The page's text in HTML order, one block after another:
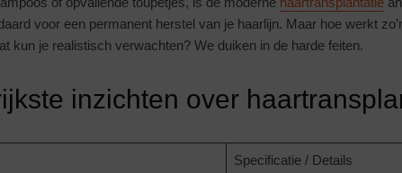
voor een permanent herstel van je haarlijn. Maar hoe werkt
kun je realistisch verwachten? We duiken in de harde feiten.
inzichten over
Specificatie / Details